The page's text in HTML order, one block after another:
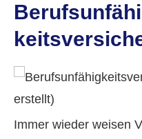
Immer wieder weisen